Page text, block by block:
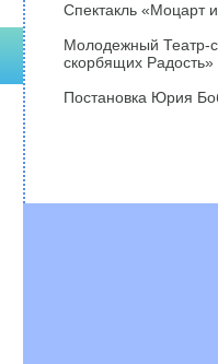
Спектакль «Моцарт
Молодежный Театр-
скорбящих
Постановка Юрия